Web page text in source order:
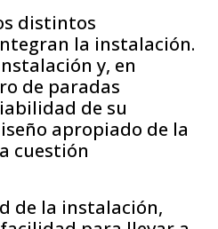
distintos
la instalación.
y, en
de paradas
de su
apropiado de la
cuestión
de la instalación,